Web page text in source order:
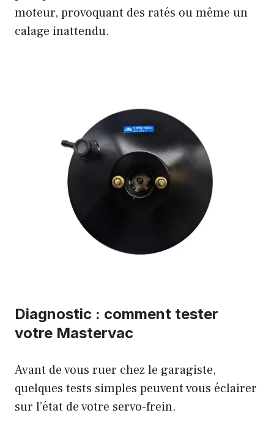
moteur, provoquant des ratés ou même un
calage inattendu.
Diagnostic : comment tester
votre Mastervac
Avant de vous ruer chez le garagiste,
quelques tests simples peuvent vous éclairer
sur l’état de votre servo-frein.